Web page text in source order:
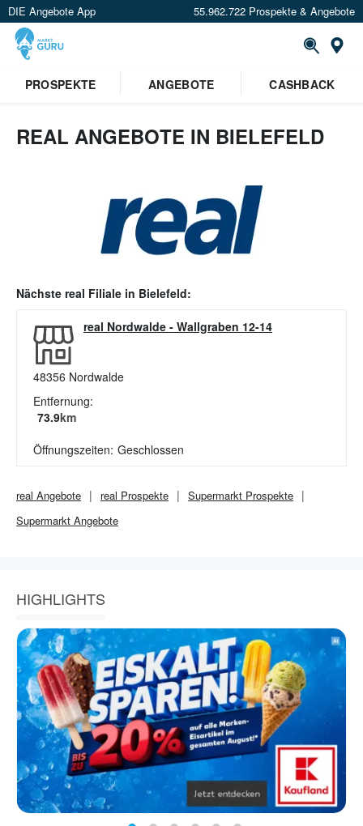
DIE Angebote App 55.962.722 Prospekte & Angebote
PROSPEKTE
ANGEBOTE CASHBACK
REAL ANGEBOTE IN BIELEFELD
Nächste real Filiale in Bielefeld:
real Nordwalde - Wallgraben 12-14
48356 Nordwalde
Entfernung:
73.9km
Öffnungszeiten: Geschlossen
real Angebote real Prospekte Supermarkt Prospekte
Supermarkt Angebote
HIGHLIGHTS